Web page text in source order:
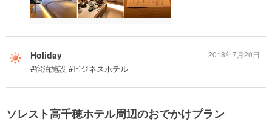
Holiday
#宿泊施設 #ビジネスホテル
2018年7月20日
ソレスト高千穂ホテル周辺のおでかけプラン